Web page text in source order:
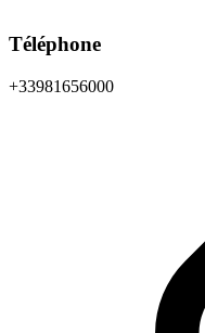
Téléphone
+33981656000